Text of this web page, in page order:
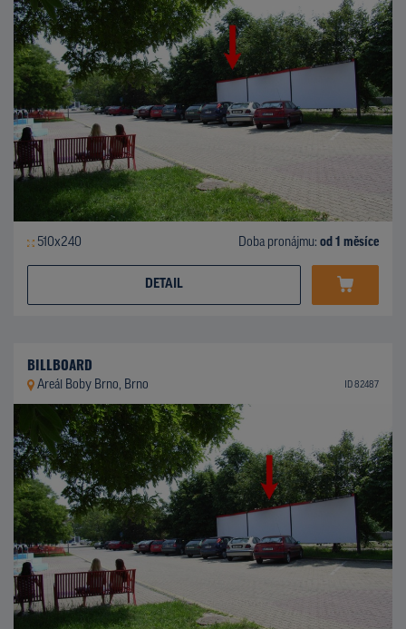
510x240 Doba pronájmu: od 1 měsíce
DETAIL
BILLBOARD
Areál Boby Brno, Brno ID 82487